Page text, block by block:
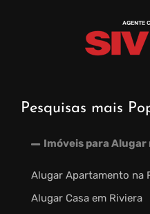
Pesquisas mais
Imóveis para Alugar
Alugar Apartamento na
Alugar Casa em Riviera